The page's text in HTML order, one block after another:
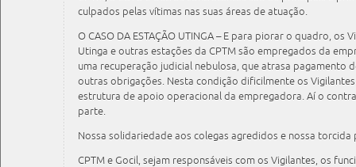
culpados pelas vítimas nas suas áreas de atuação.
O CASO DA ESTAÇÃO UTINGA – E para piorar o quadro, os
Utinga e outras estações da CPTM são empregados da
uma recuperação judicial nebulosa, que atrasa pagamento
outras obrigações. Nesta condição dificilmente os
estrutura de apoio operacional da empregadora. Aí o
parte.
Nossa solidariedade aos colegas agredidos e nossa
CPTM e Gocil, sejam responsáveis com os Vigilantes, os